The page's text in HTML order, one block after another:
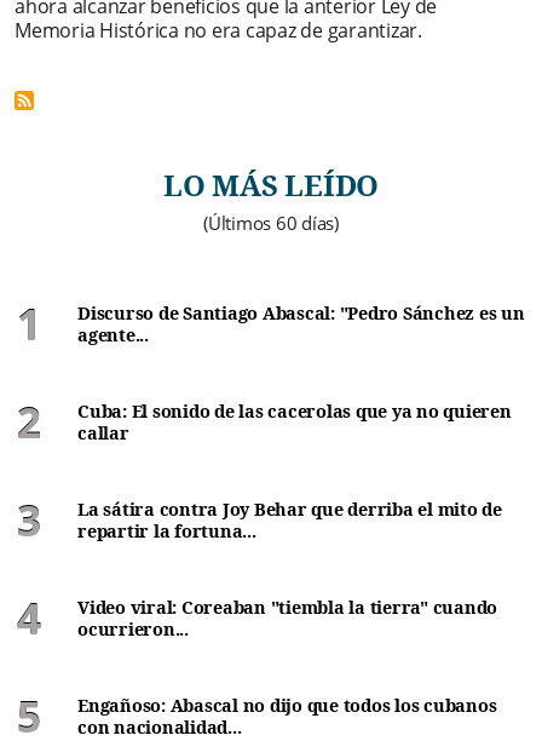
ahora alcanzar beneficios que la anterior Ley de
Memoria Histórica no era capaz de garantizar.
LO MÁS LEÍDO
(Últimos 60 días)
Discurso de Santiago Abascal: "Pedro Sánchez es un
agente...
Cuba: El sonido de las cacerolas que ya no quieren
callar
La sátira contra Joy Behar que derriba el mito de
repartir la fortuna...
Video viral: Coreaban "tiembla la tierra" cuando
ocurrieron...
Engañoso: Abascal no dijo que todos los cubanos
con nacionalidad...